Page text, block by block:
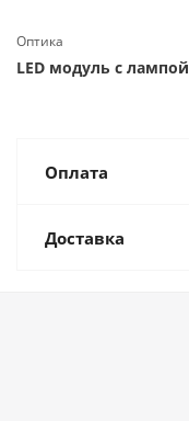
Оптика
LED модуль с лампой
Оплата
Доставка